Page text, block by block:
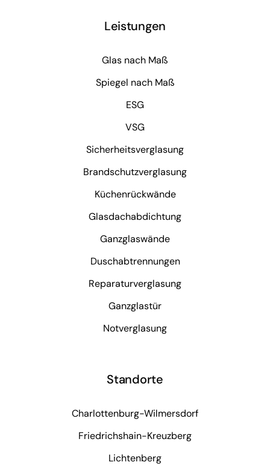
Leistungen
Glas nach Maß
Spiegel nach Maß
ESG
VSG
Sicherheitsverglasung
Brandschutzverglasung
Küchenrückwände
Glasdachabdichtung
Ganzglaswände
Duschabtrennungen
Reparaturverglasung
Ganzglastür
Notverglasung
Standorte
Charlottenburg-Wilmersdorf
Friedrichshain-Kreuzberg
Lichtenberg